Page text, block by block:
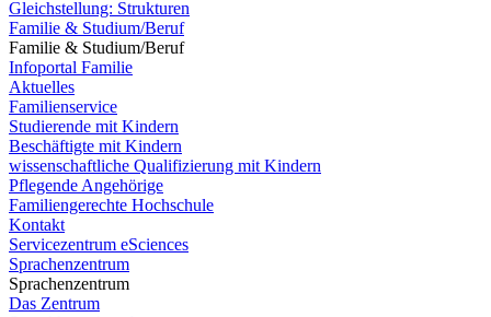
Gleichstellung: Strukturen
Familie & Studium/Beruf
Familie & Studium/Beruf
Infoportal Familie
Aktuelles
Familienservice
Studierende mit Kindern
Beschäftigte mit Kindern
wissenschaftliche Qualifizierung mit Kindern
Pflegende Angehörige
Familiengerechte Hochschule
Kontakt
Servicezentrum eSciences
Sprachenzentrum
Sprachenzentrum
Das Zentrum